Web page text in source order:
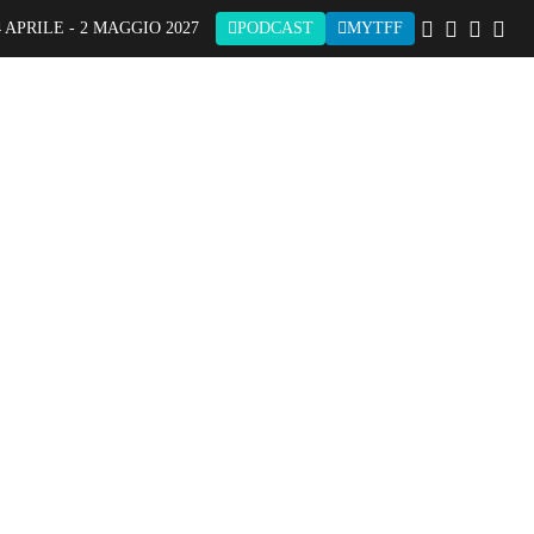
- 2 MAGGIO 2027 PODCAST MYTFF